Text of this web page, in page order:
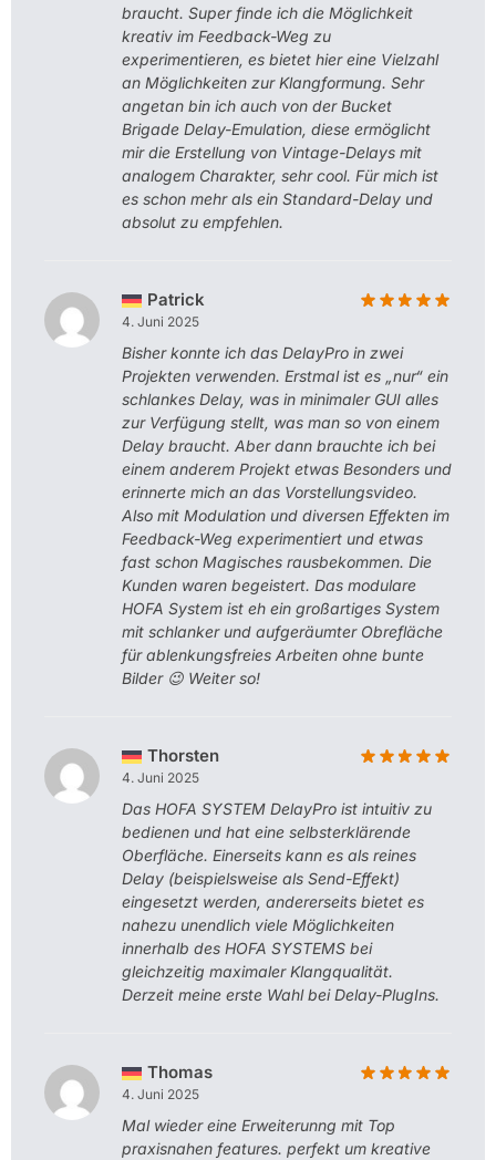
braucht. Super finde ich die Möglichkeit
kreativ im Feedback-Weg zu
experimentieren, es bietet hier eine Vielzahl
an Möglichkeiten zur Klangformung. Sehr
angetan bin ich auch von der Bucket
Brigade Delay-Emulation, diese ermöglicht
mir die Erstellung von Vintage-Delays mit
analogem Charakter, sehr cool. Für mich ist
es schon mehr als ein Standard-Delay und
absolut zu empfehlen.
Patrick
4. Juni 2025
Bisher konnte ich das DelayPro in zwei
Projekten verwenden. Erstmal ist es „nur“ ein
schlankes Delay, was in minimaler GUI alles
zur Verfügung stellt, was man so von einem
Delay braucht. Aber dann brauchte ich bei
einem anderem Projekt etwas Besonders und
erinnerte mich an das Vorstellungsvideo.
Also mit Modulation und diversen Effekten im
Feedback-Weg experimentiert und etwas
fast schon Magisches rausbekommen. Die
Kunden waren begeistert. Das modulare
HOFA System ist eh ein großartiges System
mit schlanker und aufgeräumter Obrefläche
für ablenkungsfreies Arbeiten ohne bunte
Bilder 😉 Weiter so!
Thorsten
4. Juni 2025
Das HOFA SYSTEM DelayPro ist intuitiv zu
bedienen und hat eine selbsterklärende
Oberfläche. Einerseits kann es als reines
Delay (beispielsweise als Send-Effekt)
eingesetzt werden, andererseits bietet es
nahezu unendlich viele Möglichkeiten
innerhalb des HOFA SYSTEMS bei
gleichzeitig maximaler Klangqualität.
Derzeit meine erste Wahl bei Delay-PlugIns.
Thomas
4. Juni 2025
Mal wieder eine Erweiterunng mit Top
praxisnahen features. perfekt um kreative